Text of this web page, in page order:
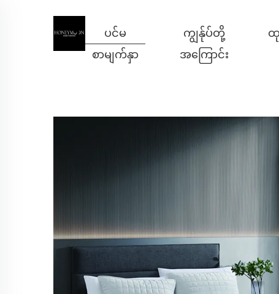
ပင်မ
စာမျက်နှာ
ကျွန်ုပ်တို့
အကြောင်း